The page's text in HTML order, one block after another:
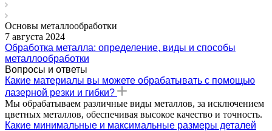
Основы металлообработки
7 августа 2024
Обработка металла: определение, виды и способы
металлообработки
Вопросы и ответы
Какие материалы вы можете обрабатывать с помощью
лазерной резки и гибки?
Мы обрабатываем различные виды металлов, за исключением
цветных металлов, обеспечивая высокое качество и точность.
Какие минимальные и максимальные размеры деталей